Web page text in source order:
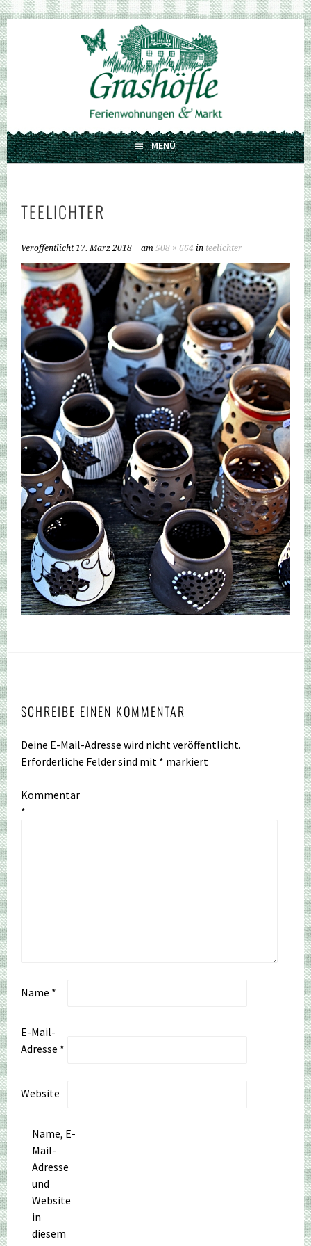
Springe
zum
Inhalt
GRASHÖFLE
FERIENWOHNUNGEN UND MARKT
MENÜ
TEELICHTER
Veröffentlicht17. März 2018 am508 × 664 in teelichter
SCHREIBE EINEN KOMMENTAR
Deine E-Mail-Adresse wird nicht veröffentlicht.
Erforderliche Felder sind mit * markiert
Kommentar
*
Name *
E-Mail-
Adresse *
Website
Name, E-
Mail-
Adresse
und
Website
in
diesem